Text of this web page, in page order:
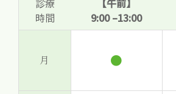
診療
時間
【午前】
9:00 –13:00
月 ●